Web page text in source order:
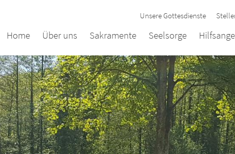
Unsere Gottesdienste
Home Über uns Sakramente Seelsorge